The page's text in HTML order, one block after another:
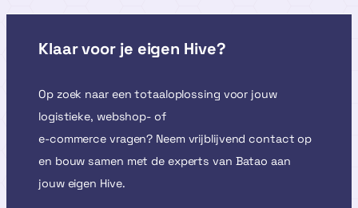
Klaar voor je eigen Hive?
Op zoek naar een totaaloplossing voor jouw
logistieke, webshop- of
e-commerce vragen? Neem vrijblijvend contact op
en bouw samen met de experts van Batao aan
jouw eigen Hive.